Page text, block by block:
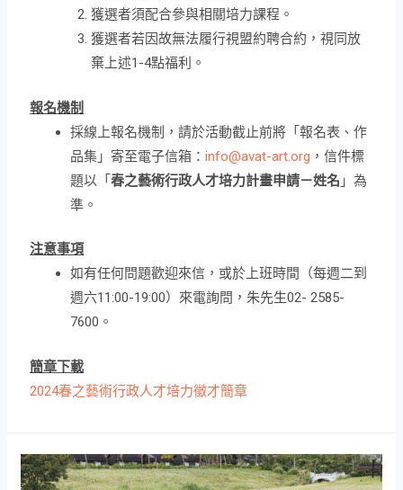
獲選者須配合參與相關培力課程。
獲選者若因故無法履行視盟約聘合約，視同放
棄上述1-4點福利。
報名機制
採線上報名機制，請於活動截止前將「報名表、作
品集」寄至電子信箱：info@avat-art.org ，信件標
題以「春之藝術行政人才培力計畫申請－姓名 」為
準。
注意事項
如有任何問題歡迎來信，或於上班時間（每週二到
週六11:00-19:00）來電詢問，朱先生02- 2585-
7600。
簡章下載
2024春之藝術行政人才培力徵才簡章